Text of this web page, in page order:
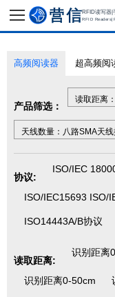
RFID读写器|
RFID
高频阅读器 超高频阅
产品筛选：
读取距离
天线数量：八路SMA天线
协议:
ISO/IEC
ISO/IEC15693 ISO/
ISO14443A/B协议
读取距离:
识别距离
识别距离0-50cm